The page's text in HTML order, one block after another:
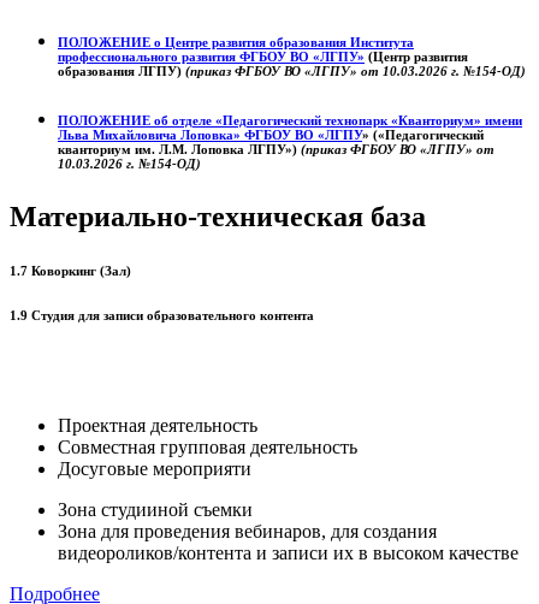
ПОЛОЖЕНИЕ о Центре развития образования Института
профессионального развития ФГБОУ ВО «ЛГПУ» (Центр развития
образования ЛГПУ) (приказ ФГБОУ ВО «ЛГПУ» от 10.03.2026 г. №154-ОД)
ПОЛОЖЕНИЕ об отделе «Педагогический технопарк «Кванториум» имени
Льва Михайловича Лоповка» ФГБОУ ВО «ЛГПУ» («Педагогический
кванториум им. Л.М. Лоповка ЛГПУ») (приказ ФГБОУ ВО «ЛГПУ» от
10.03.2026 г. №154-ОД)
Материально-техническая база
1.7 Коворкинг (Зал)
1.9 Студия для записи образовательного контента
Проектная деятельность
Совместная групповая деятельность
Досуговые мероприяти
Зона студииной съемки
Зона для проведения вебинаров, для создания
видеороликов/контента и записи их в высоком качестве
Подробнее